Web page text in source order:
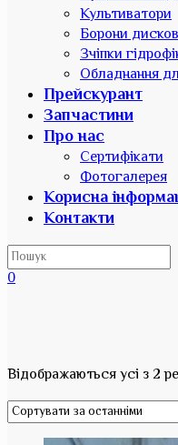
Культиватори
Борони
Зчіпки
Обладнання
Прейскурант
Запчастини
Про нас
Сертифікати
Фотогалерея
Корисна
Контакти
0
Відображаються усі з 2